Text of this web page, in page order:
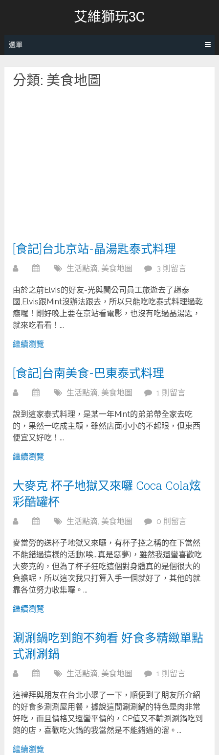
艾維獅玩3C
選單
分類: 美食地圖
[食記]台北京站-晶湯匙泰式料理
生活點滴, 美食地圖 3 則留言
由於之前Elvis的好友-光與闇公司員工旅遊去了趟泰
國,Elvis跟Mint沒辦法跟去，所以只能吃吃泰式料理過乾
癮囉！剛好晚上要在京站看電影，也沒有吃過晶湯匙，
就來吃看看！...
繼續瀏覽
[食記]台南美食-巴東泰式料理
生活點滴, 美食地圖 1 則留言
說到這家泰式料理，是某一年Mint的弟弟帶全家去吃
的，果然一吃成主顧，雖然店面小小的不起眼，但東西
便宜又好吃！...
繼續瀏覽
大麥克 杯子地獄又來囉 Coca Cola炫
彩酷罐杯
生活點滴, 美食地圖 0 則留言
麥當勞的送杯子地獄又來囉，有杯子控之稱的在下當然
不能錯過這樣的活動(唉...真是惡夢)，雖然我還蠻喜歡吃
大麥克的，但為了杯子狂吃這個對身體真的是個很大的
負擔呢，所以這次我只打算入手一個就好了，其他的就
靠各位努力收集囉。...
繼續瀏覽
涮涮鍋吃到飽不夠看 好食多精緻單點
式涮涮鍋
生活點滴, 美食地圖 1 則留言
這禮拜與朋友在台北小聚了一下，順便到了朋友所介紹
的好食多涮涮屋用餐，據說這間涮涮鍋的特色是肉非常
好吃，而且價格又還蠻平價的，CP值又不輸涮涮鍋吃到
飽的店，喜歡吃火鍋的我當然是不能錯過的溜。...
繼續瀏覽